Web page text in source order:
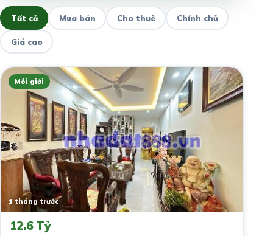
Tất cả Mua bán Cho thuê Chính chủ
Giá cao
Môi giới
1 tháng trước
12.6 Tỷ